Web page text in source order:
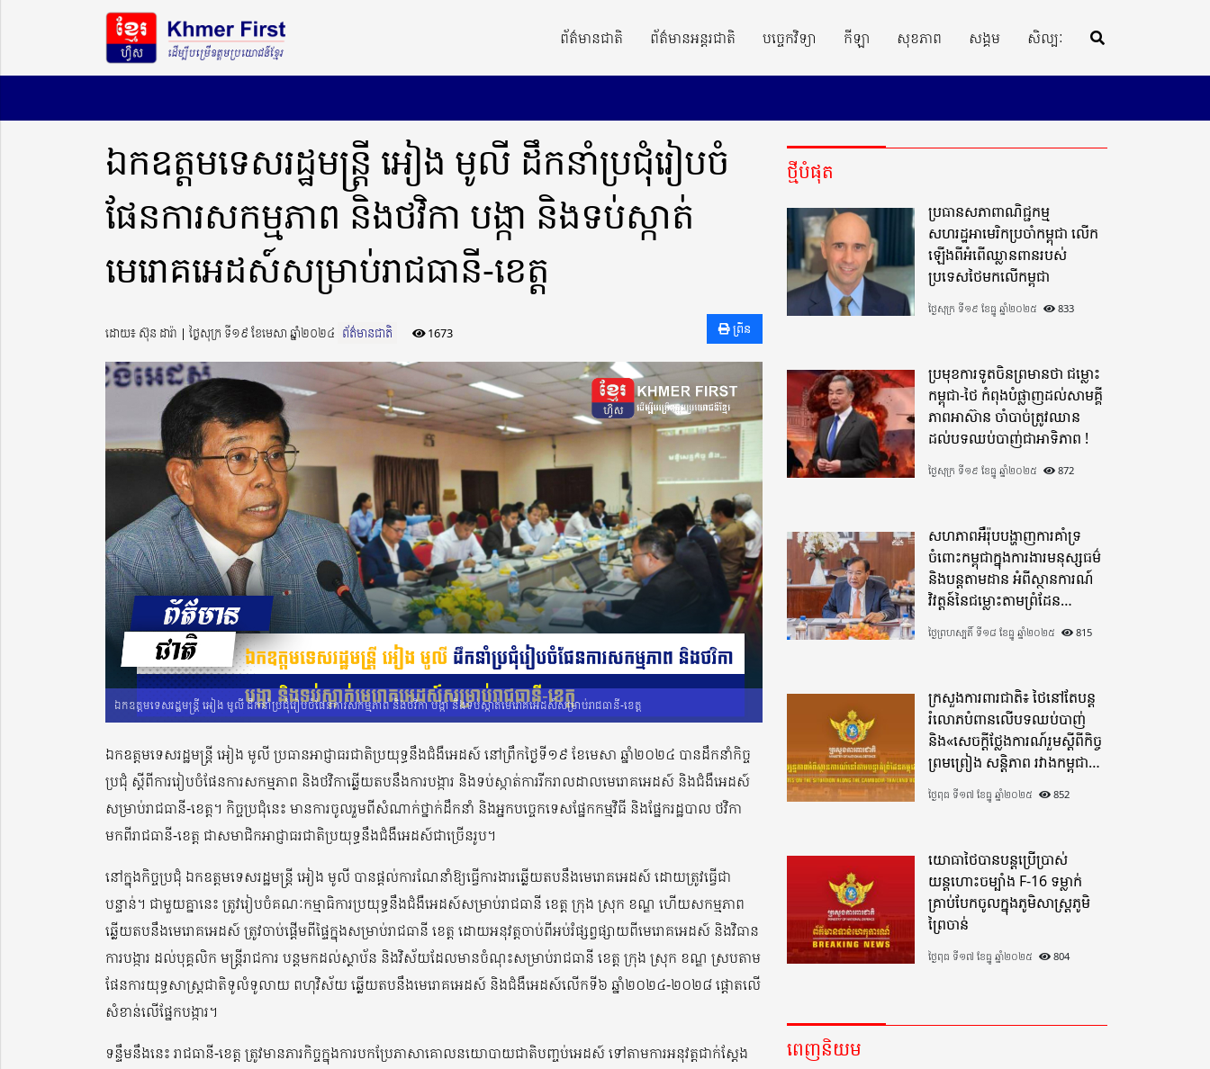
ព័ត៌មានជាតិ ព័ត៌មានអន្តរជាតិ បច្ចេកវិទ្យា កីឡា សុខភាព សង្គម សិល្បៈ
ឯកឧត្តមទេសរដ្ឋមន្រ្តី អៀង មូលី ដឹកនាំប្រជុំរៀបចំ
ផែនការសកម្មភាព និងថវិកា បង្កា និងទប់ស្កាត់
មេរោគអេដស៍សម្រាប់រាជធានី-ខេត្ដ
ដោយ៖ ស៊ុន ដារ៉ា ​​ | ថ្ងៃសុក្រ ទី១៩ ខែមេសា ឆ្នាំ២០២៤ ព័ត៌មានជាតិ 1673 ព្រីន
ឯកឧត្តមទេសរដ្ឋមន្រ្តី អៀង មូលី ដឹកនាំប្រជុំរៀបចំផែនការសកម្មភាព និងថវិកា បង្កា និងទប់ស្កាត់មេរោគអេដស៍សម្រាប់រាជធានី-ខេត្ដ
ឯកឧត្តមទេសរដ្ឋមន្រ្តី អៀង មូលី ប្រធានអាជ្ញាធរជាតិប្រយុទ្ធនឹងជំងឺអេដស៍ នៅព្រឹកថ្ងៃទី១៩ ខែមេសា ឆ្នាំ២០២៤ បានដឹកនាំកិច្ច
ប្រជុំ ស្តីពីការរៀបចំផែនការសកម្មភាព និងថវិកាឆ្លើយតបនឹងការបង្ការ និងទប់ស្កាត់ការរីករាលដាលមេរោគអេដស៍ និងជំងឺអេដស៍
សម្រាប់រាជធានី-ខេត្ត។ កិច្ចប្រជុំនេះ មានការចូលរួមពីសំណាក់ថ្នាក់ដឹកនាំ និងអ្នកបច្ចេកទេសផ្នែកកម្មវិធី និងផ្នែករដ្ឋបាល ថវិកា
មកពីរាជធានី-ខេត្ត ជាសមាជិកអាជ្ញាធរជាតិប្រយុទ្ធនឹងជំងឺអេដស៍ជាច្រើនរូប។
នៅក្នុងកិច្ចប្រជុំ ឯកឧត្តមទេសរដ្ឋមន្រ្តី អៀង មូលី បានផ្ដល់ការណែនាំឱ្យធ្វើការងារឆ្លើយតបនឹងមេរោគអេដស៍ ដោយត្រូវធ្វើជា
បន្ទាន់។ ជាមួយគ្នានេះ ត្រូវរៀបចំគណៈកម្មាធិការប្រយុទ្ធនឹងជំងឺអេដស៍សម្រាប់រាជធានី ខេត្ត ក្រុង ស្រុក ខណ្ឌ ហើយសកម្មភាព
ឆ្លើយតបនឹងមេរោគអេដស៍ ត្រូវចាប់ផ្តើមពីផ្ទៃក្នុងសម្រាប់រាជធានី ខេត្ត ដោយអនុវត្តចាប់ពីអប់រំផ្សព្វផ្សាយពីមេរោគអេដស៍ និងវិធាន
ការបង្ការ ដល់បុគ្គលិក មន្រ្តីរាជការ បន្តមកដល់ស្ថាប័ន និងវិស័យដែលមានចំណុះសម្រាប់រាជធានី ខេត្ត ក្រុង ស្រុក ខណ្ឌ ស្របតាម
ផែនការយុទ្ធសាស្រ្តជាតិទូលំទូលាយ ពហុវិស័យ ឆ្លើយតបនឹងមេរោគអេដស៍ និងជំងឺអេដស៍លើកទី៦ ឆ្នាំ២០២៤-២០២៨ ផ្តោតលើ
សំខាន់លើផ្នែកបង្ការ។
ទន្ទឹមនឹងនេះ រាជធានី-ខេត្ដ ត្រូវមានភារកិច្ចក្នុងការបកប្រែភាសាគោលនយោបាយជាតិបញ្ចប់អេដស៍ ទៅតាមការអនុវត្តជាក់ស្តែង
ថ្មីបំផុត
ប្រធានសភាពាណិជ្ជកម្ម
សហរដ្ឋអាមេរិកប្រចាំកម្ពុជា លើក
ឡើងពីអំពើឈ្លានពានរបស់
ប្រទេសថៃមកលើកម្ពុជា
ថ្ងៃសុក្រ ទី១៩ ខែធ្នូ ឆ្នាំ២០២៥ 833
ប្រមុខការទូតចិនព្រមានថា ជម្លោះ
កម្ពុជា-ថៃ កំពុងបំផ្លាញដល់សាមគ្គី
ភាពអាស៊ាន ចាំបាច់ត្រូវឈាន
ដល់បទឈប់បាញ់ជាអាទិភាព !
ថ្ងៃសុក្រ ទី១៩ ខែធ្នូ ឆ្នាំ២០២៥ 872
សហភាពអឺរ៉ុបបង្ហាញការគាំទ្រ
ចំពោះកម្ពុជាក្នុងការងារមនុស្សធម៌
និងបន្តតាមដាន អំពីស្ថានការណ៍
វិវត្តន៍នៃជម្លោះតាមព្រំដែន
ដោយយកចិត្តទុកដាក់ខ្ពស់
ថ្ងៃព្រហស្បតិ៍ ទី១៨ ខែធ្នូ ឆ្នាំ២០២៥ 815
ក្រសួងការពារជាតិ៖ ថៃនៅតែបន្ត
រំលោភបំពានលើបទឈប់បាញ់
និង«សេចក្តីថ្លែងការណ៍រួមស្តីពីកិច្ច
ព្រមព្រៀង សន្តិភាព រវាងកម្ពុជា
និងថៃ»
ថ្ងៃពុធ ទី១៧ ខែធ្នូ ឆ្នាំ២០២៥ 852
យោធាថៃបានបន្តប្រើប្រាស់
យន្តហោះចម្បាំង F-16 ទម្លាក់
គ្រាប់បែកចូលក្នុងភូមិសាស្ត្រភូមិ
ព្រៃចាន់
ថ្ងៃពុធ ទី១៧ ខែធ្នូ ឆ្នាំ២០២៥ 804
ពេញនិយម